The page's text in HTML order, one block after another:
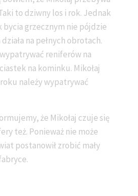
to dziwny los i rok. Jednak
bycia grzecznym nie pójdzie
na pełnych obrotach.
reniferów na
na kominku. Mikołaj
należy wypatrywać
że Mikołaj czuje się
też. Ponieważ nie może
postanowił zrobić mały